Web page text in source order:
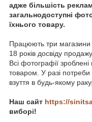
адже більшість
загальнодоступні
їхнього товару.
Працюють три магазини
18 років досвіду
Всі фотографії
товаром. У разі потреби
взуття в будь-якому
Наш сайт https://
виборі!